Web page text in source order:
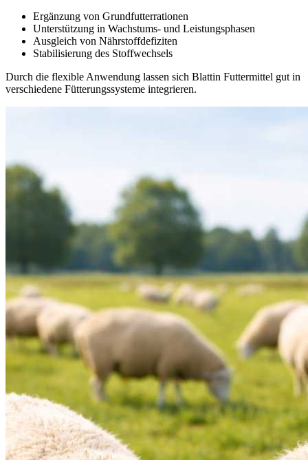
Ergänzung von Grundfutterrationen
Unterstützung in Wachstums- und Leistungsphasen
Ausgleich von Nährstoffdefiziten
Stabilisierung des Stoffwechsels
Durch die flexible Anwendung lassen sich Blattin Futtermittel gut in
verschiedene Fütterungssysteme integrieren.